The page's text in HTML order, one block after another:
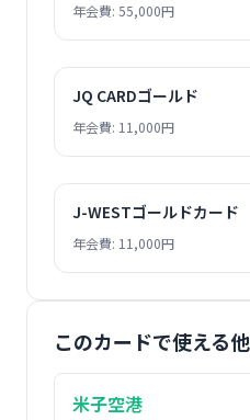
年会費: 55,000円
JQ CARDゴールド
年会費: 11,000円
J-WESTゴールドカード
年会費: 11,000円
このカードで使える
米子空港